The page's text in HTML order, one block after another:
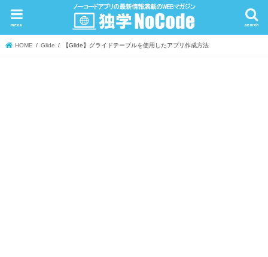
search
menu
HOME Glide 【Glide】グライドテーブルを使用したアプリ作成方法